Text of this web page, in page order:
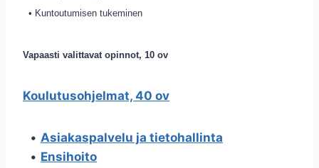
• Kuntoutumisen tukeminen
Vapaasti valittavat opinnot, 10 ov
Koulutusohjelmat, 40 ov
• Asiakaspalvelu ja tietohallinta
• Ensihoito